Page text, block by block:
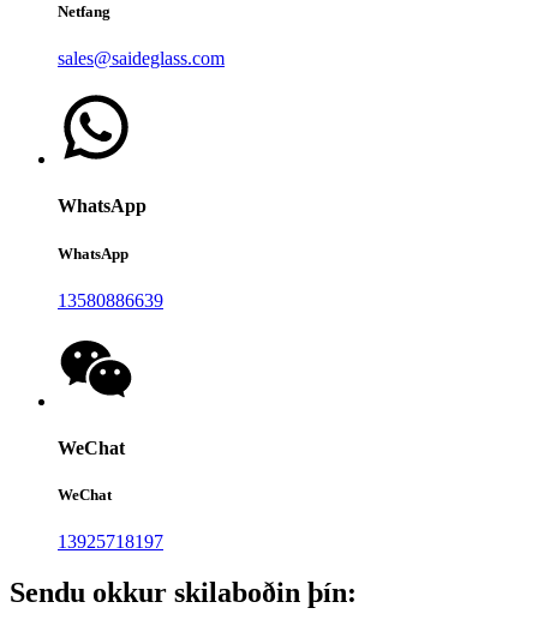
Netfang
sales@saideglass.com
WhatsApp
WhatsApp
13580886639
WeChat
WeChat
13925718197
Sendu okkur skilaboðin þín: